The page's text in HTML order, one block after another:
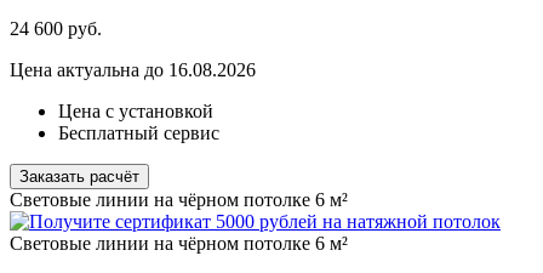
24 600 руб.
Цена актуальна до 16.08.2026
Цена с установкой
Бесплатный сервис
Заказать расчёт
Световые линии на чёрном потолке 6 м²
Световые линии на чёрном потолке 6 м²